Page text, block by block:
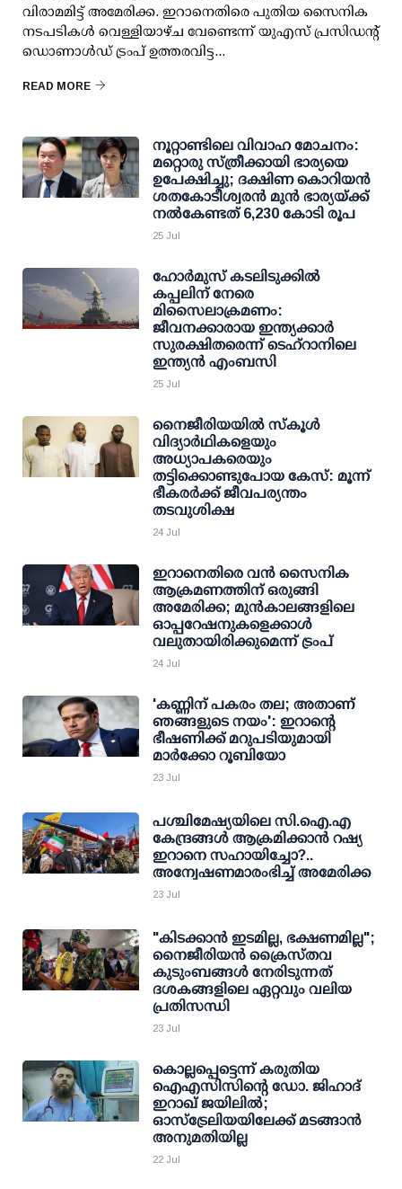
വിരാമമിട്ട് അമേരിക്ക. ഇറാനെതിരെ പുതിയ സൈനിക
നടപടികൾ വെള്ളിയാഴ്ച വേണ്ടെന്ന് യുഎസ് പ്രസിഡന്റ്
ഡൊണാൾഡ് ട്രംപ് ഉത്തരവിട്ട...
READ MORE
നൂറ്റാണ്ടിലെ വിവാഹ മോചനം:
മറ്റൊരു സ്ത്രീക്കായി ഭാര്യയെ
ഉപേക്ഷിച്ചു; ദക്ഷിണ കൊറിയന്‍
ശതകോടീശ്വരന്‍ മുന്‍ ഭാര്യയ്ക്ക്
നല്‍കേണ്ടത് 6,230 കോടി രൂപ
25 Jul
ഹോര്‍മുസ് കടലിടുക്കില്‍
കപ്പലിന് നേരെ
മിസൈലാക്രമണം:
ജീവനക്കാരായ ഇന്ത്യക്കാര്‍
സുരക്ഷിതരെന്ന് ടെഹ്റാനിലെ
ഇന്ത്യന്‍ എംബസി
25 Jul
നൈജീരിയയിൽ സ്കൂൾ
വിദ്യാർഥികളെയും
അധ്യാപകരെയും
തട്ടിക്കൊണ്ടുപോയ കേസ്: മൂന്ന്
ഭീകരർക്ക് ജീവപര്യന്തം
തടവുശിക്ഷ
24 Jul
ഇറാനെതിരെ വൻ സൈനിക
ആക്രമണത്തിന് ഒരുങ്ങി
അമേരിക്ക; മുൻകാലങ്ങളിലെ
ഓപ്പറേഷനുകളെക്കാൾ
വലുതായിരിക്കുമെന്ന് ട്രംപ്
24 Jul
'കണ്ണിന് പകരം തല; അതാണ്
ഞങ്ങളുടെ നയം': ഇറാന്റെ
ഭീഷണിക്ക് മറുപടിയുമായി
മാര്‍ക്കോ റൂബിയോ
23 Jul
പശ്ചിമേഷ്യയിലെ സി.ഐ.എ
കേന്ദ്രങ്ങള്‍ ആക്രമിക്കാന്‍ റഷ്യ
ഇറാനെ സഹായിച്ചോ?..
അന്വേഷണമാരംഭിച്ച് അമേരിക്ക
23 Jul
"കിടക്കാൻ ഇടമില്ല, ഭക്ഷണമില്ല";
നൈജീരിയൻ ക്രൈസ്തവ
കുടുംബങ്ങൾ നേരിടുന്നത്
ദശകങ്ങളിലെ ഏറ്റവും വലിയ
പ്രതിസന്ധി
23 Jul
കൊല്ലപ്പെട്ടെന്ന് കരുതിയ
ഐഎസിസിന്റെ ഡോ. ജിഹാദ്
ഇറാഖ് ജയിലിൽ;
ഓസ്ട്രേലിയയിലേക്ക് മടങ്ങാൻ
അനുമതിയില്ല
22 Jul